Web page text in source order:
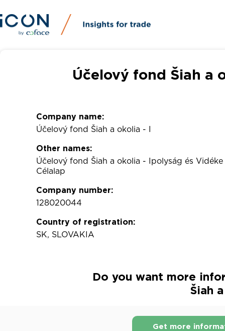
Účelový fond Šiah a
Company name:
Účelový fond Šiah a okolia - I
Other names:
Účelový fond Šiah a okolia - Ipolyság és Vidéke
Célalap
Company number:
128020044
Country of registration:
SK, SLOVAKIA
Do you want more
Šiah
Get more